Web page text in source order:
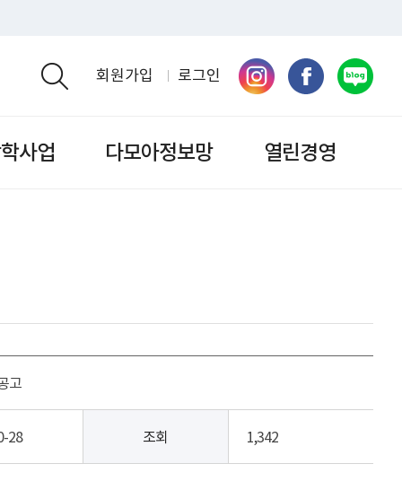
회원가입 로그인
사업 다모아정보망 열린경영
고
28 조회 1,342